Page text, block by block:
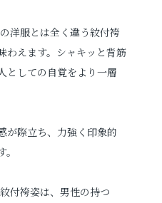
洋服とは全く違う紋付袴
わえます。シャキッと背筋
としての自覚をより一層
が際立ち、力強く印象的
紋付袴姿は、男性の持つ